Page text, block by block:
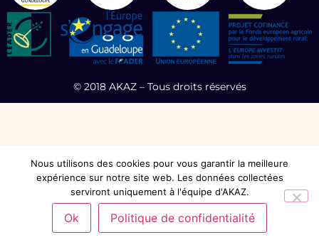
© 2018 AKAZ – Tous droits réservés
Nous utilisons des cookies pour vous garantir la meilleure
expérience sur notre site web. Les données collectées
serviront uniquement à l'équipe d'AKAZ.
Ok Politique de confidentialité